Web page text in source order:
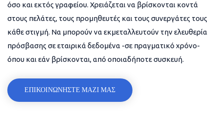
όσο και εκτός γραφείου. Χρειάζεται να βρίσκονται κοντά
στους πελάτες, τους προμηθευτές και τους συνεργάτες τους
κάθε στιγμή. Να μπορούν να εκμεταλλευτούν την ελευθερία
πρόσβασης σε εταιρικά δεδομένα -σε πραγματικό χρόνο-
όπου και εάν βρίσκονται, από οποιαδήποτε συσκευή.
ΕΠΙΚΟΙΝΩΝΗΣΤΕ ΜΑΖΙ ΜΑΣ